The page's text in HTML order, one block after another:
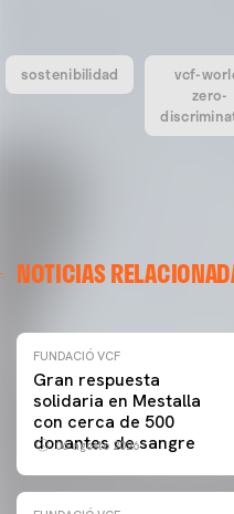
sostenibilidad
vcf-
zero-
NOTICIAS
FUNDACIÓ VCF
Gran respuesta
solidaria en Mestalla
con cerca de 500
donantes de sangre
06 agosto 2026